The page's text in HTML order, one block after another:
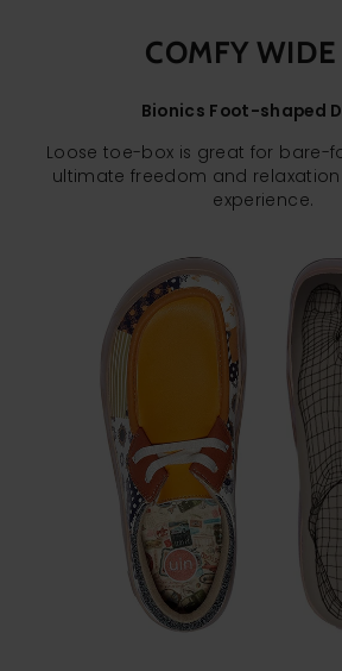
COMFY WIDE
Bionics Foot-shaped
Loose toe-box is great for bare-
ultimate freedom and
experience.